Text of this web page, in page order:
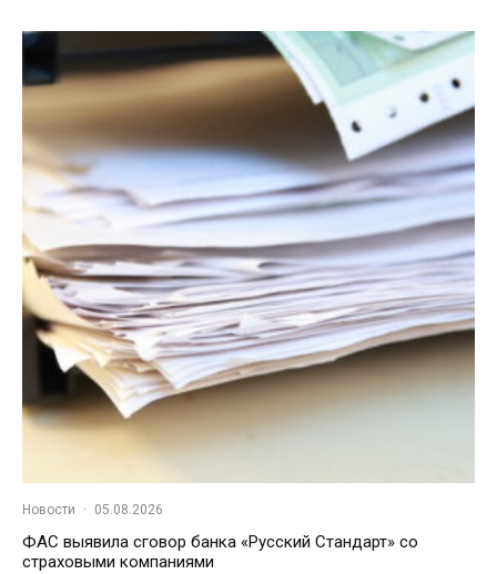
Новости · 05.08.2026
ФАС выявила сговор банка «Русский Стандарт» со
страховыми компаниями